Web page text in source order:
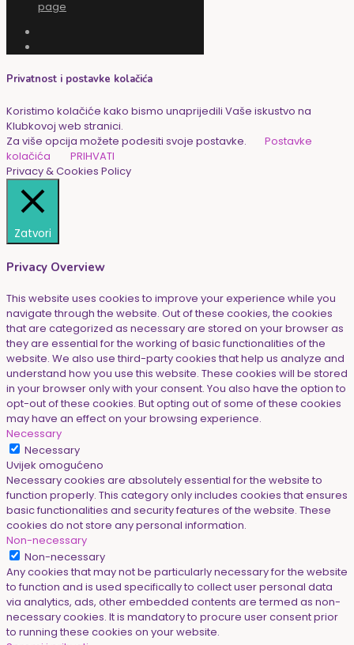
page
Privatnost i postavke kolačića
Koristimo kolačiće kako bismo unaprijedili Vaše iskustvo na
Klubkovoj web stranici.
Za više opcija možete podesiti svoje postavke.
Postavke
kolačića
PRIHVATI
Privacy & Cookies Policy
Zatvori
Privacy Overview
This website uses cookies to improve your experience while you
navigate through the website. Out of these cookies, the cookies
that are categorized as necessary are stored on your browser as
they are essential for the working of basic functionalities of the
website. We also use third-party cookies that help us analyze and
understand how you use this website. These cookies will be stored
in your browser only with your consent. You also have the option to
opt-out of these cookies. But opting out of some of these cookies
may have an effect on your browsing experience.
Necessary
Necessary
Uvijek omogućeno
Necessary cookies are absolutely essential for the website to
function properly. This category only includes cookies that ensures
basic functionalities and security features of the website. These
cookies do not store any personal information.
Non-necessary
Non-necessary
Any cookies that may not be particularly necessary for the website
to function and is used specifically to collect user personal data
via analytics, ads, other embedded contents are termed as non-
necessary cookies. It is mandatory to procure user consent prior
to running these cookies on your website.